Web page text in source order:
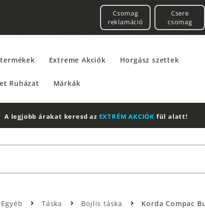
Csomag
reklamáció
Csere
csomag
Extreme Akciók Horgász szettek
Ruházat Márkák
A legjobb árakat keresd az EXTRÉM AKCIÓK fül alatt!
Egyéb Táska Bojlis táska Korda Compac